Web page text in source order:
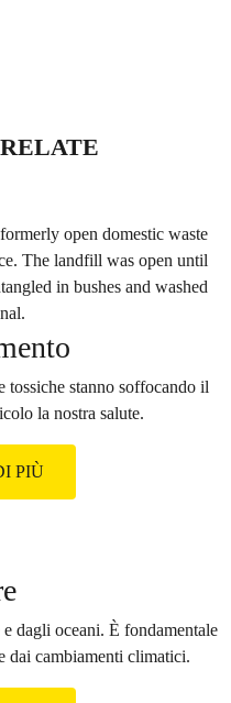
tossiche stanno soffocando il
la nostra salute.
PIÙ
dagli oceani. È fondamentale
dai cambiamenti climatici.